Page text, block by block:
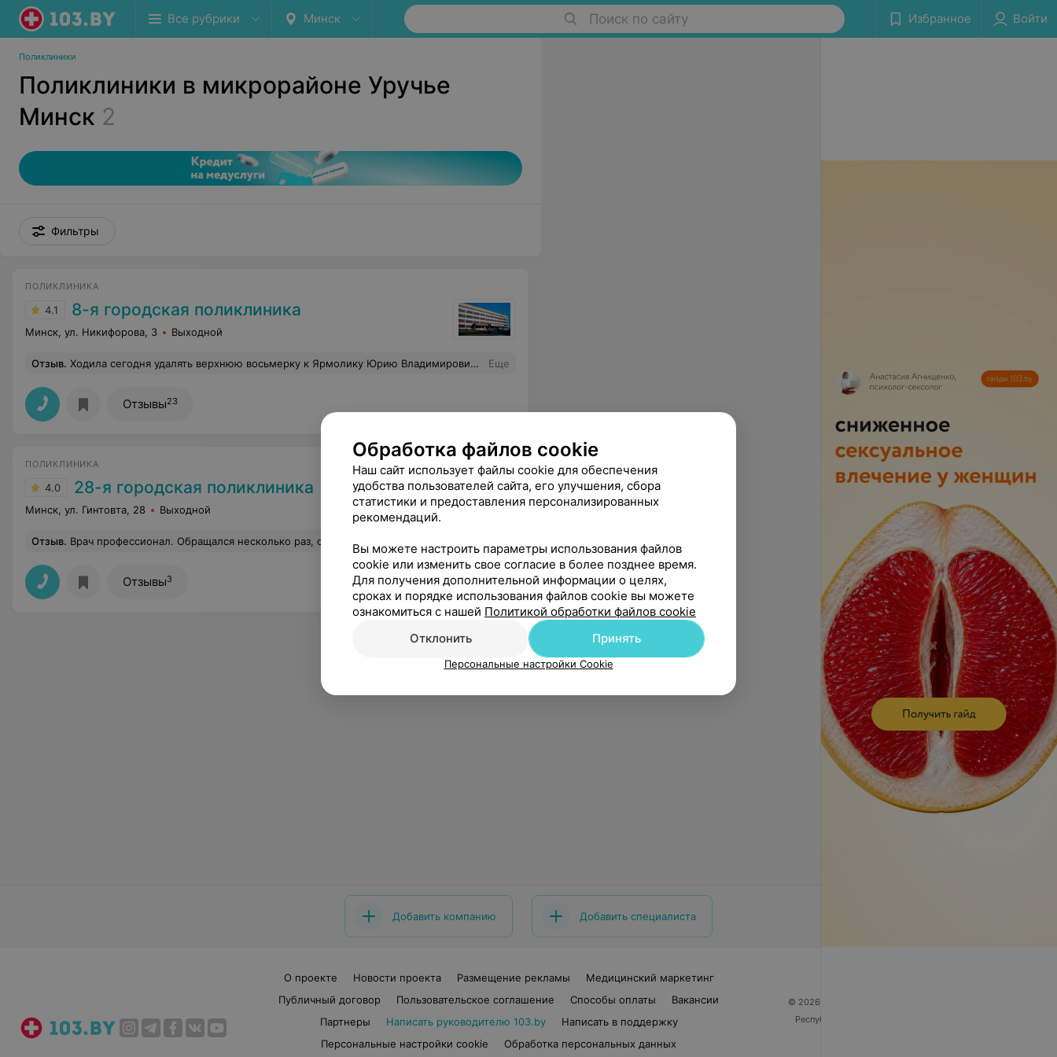
Все рубрики Минск Поиск по сайту Избранное Войти
Поликлиники
Поликлиники в микрорайоне Уручье
Минск 2
Фильтры
ПОЛИКЛИНИКА
4.1 8-я городская поликлиника
Минск, ул. Никифорова, 3 Выходной
Отзыв. Ходила сегодня удалять верхнюю восьмерку к Ярмолику Юрию Владимировичу.У врача золотые руки!) Удаление прошло за 6 секунд )Очень жалею,что не пошла к нему на удаление нижней дистопированной восьмёрки.Врач был тоже хорошим,но всё-таки опыт 5 лет и опыт больше 20 лет(как у Ярмолика) всё же имеет значение;)Читала некоторые отзывы,что мол Юрий Владимирович хамоват и часто ,,тыкает,,пациентам.Видимо эти люди просто никогда не встречались в своей жизни с настоящими хамами,т.к своеобразное поведение данного врача мне даже очень импонирует,а его чувство юмора успокаивает и отвлекает от предстоящей экзекуции)))).Он не расшаркивается,а быстро,четко,а главное профессионально делает свою,на мой взгляд,очень сложную и выматывающую,как физически, так и морально работу.Рекомендую обращаться к данному врачу без всяких раздумий.Юрий Владимирович,ещё раз спасибо и желаю Вам всяческих успехов и терпения на Вашем нелёгком поприще;) Еще
Отзывы23
ПОЛИКЛИНИКА
4.0 28-я городская поликлиника
Минск, ул. Гинтовта, 28 Выходной
Отзыв. Врач профессионал. Обращался несколько раз, остался доволен. Приятный, все объяснил, ответил на вопросы и сказал что делать дальше, отношение к пациенту отличное. Рекомендую!
Отзывы3
Добавить компанию Добавить специалиста
О проекте Новости проекта Размещение рекламы
Медицинский маркетинг
Публичный договор
Пользовательское соглашение Способы оплаты
Вакансии
Партнеры
Написать руководителю 103.by
Написать в поддержку
Персональные настройки cookie
Обработка персональных данных
© 2026 ООО «Артокс Лаб», УНП 191700409
Республика Беларусь, г. Минск, улица Толбухина, 2,
Обработка файлов cookie
Наш сайт использует файлы cookie для обеспечения
удобства пользователей сайта, его улучшения, сбора
статистики и предоставления персонализированных
рекомендаций.
Вы можете настроить параметры использования файлов
cookie или изменить свое согласие в более позднее время.
Для получения дополнительной информации о целях,
сроках и порядке использования файлов cookie вы можете
ознакомиться с нашей Политикой обработки файлов cookie
Отклонить
Принять
Персональные настройки Cookie